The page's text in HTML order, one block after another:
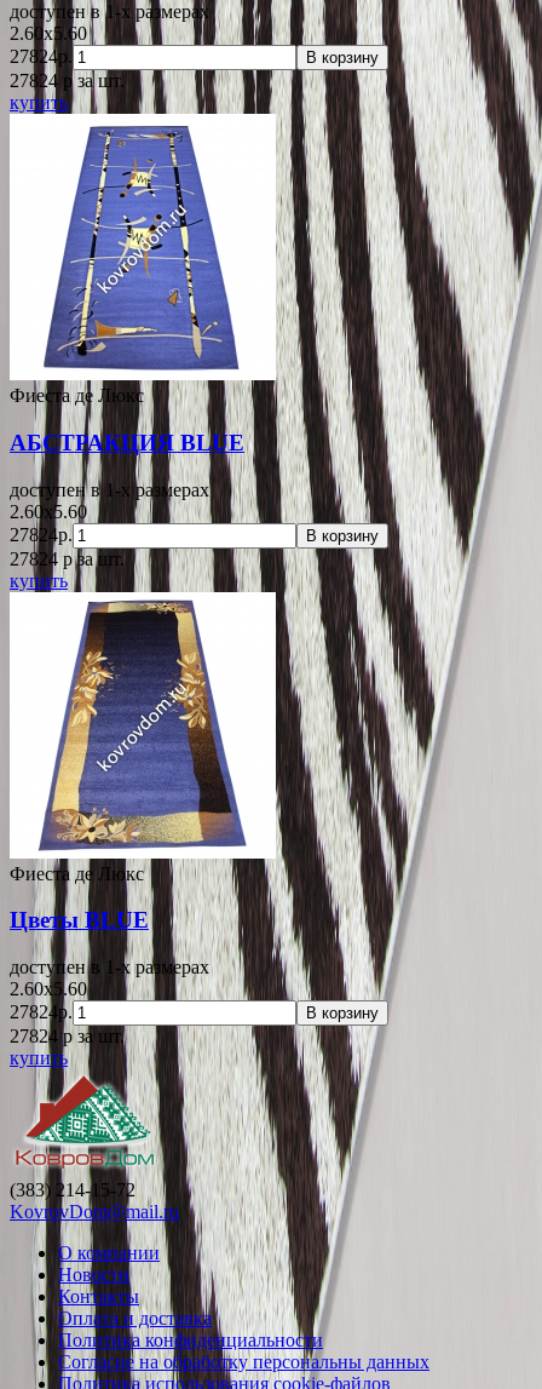
доступен в 1-x размерах
2.60x5.60
27824р.
В корзину
27824 pза шт.
купить
Фиеста де Люкс
АБСТРАКЦИЯ BLUE
доступен в 1-x размерах
2.60x5.60
27824р.
В корзину
27824 pза шт.
купить
Фиеста де Люкс
Цветы BLUE
доступен в 1-x размерах
2.60x5.60
27824р.
В корзину
27824 p за шт.
купить
(383) 214-15-72
KovrovDom@mail.ru
О компании
Новости
Контакты
Оплата и доставка
Политика конфиденциальности
Согласие на обработку персональны данных
Политика использования cookie-файлов